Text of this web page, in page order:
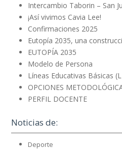
Intercambio Taborin – San
¡Así vivimos Cavia Lee!
Confirmaciones 2025
Eutopía 2035, una
EUTOPÍA 2035
Modelo de Persona
Líneas Educativas Básicas
OPCIONES
PERFIL DOCENTE
Noticias de:
Deporte